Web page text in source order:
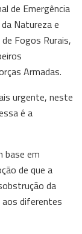
de Emergência
Natureza e
Fogos Rurais,
Armadas.
urgente, neste
é a
base em
de que a
da
diferentes